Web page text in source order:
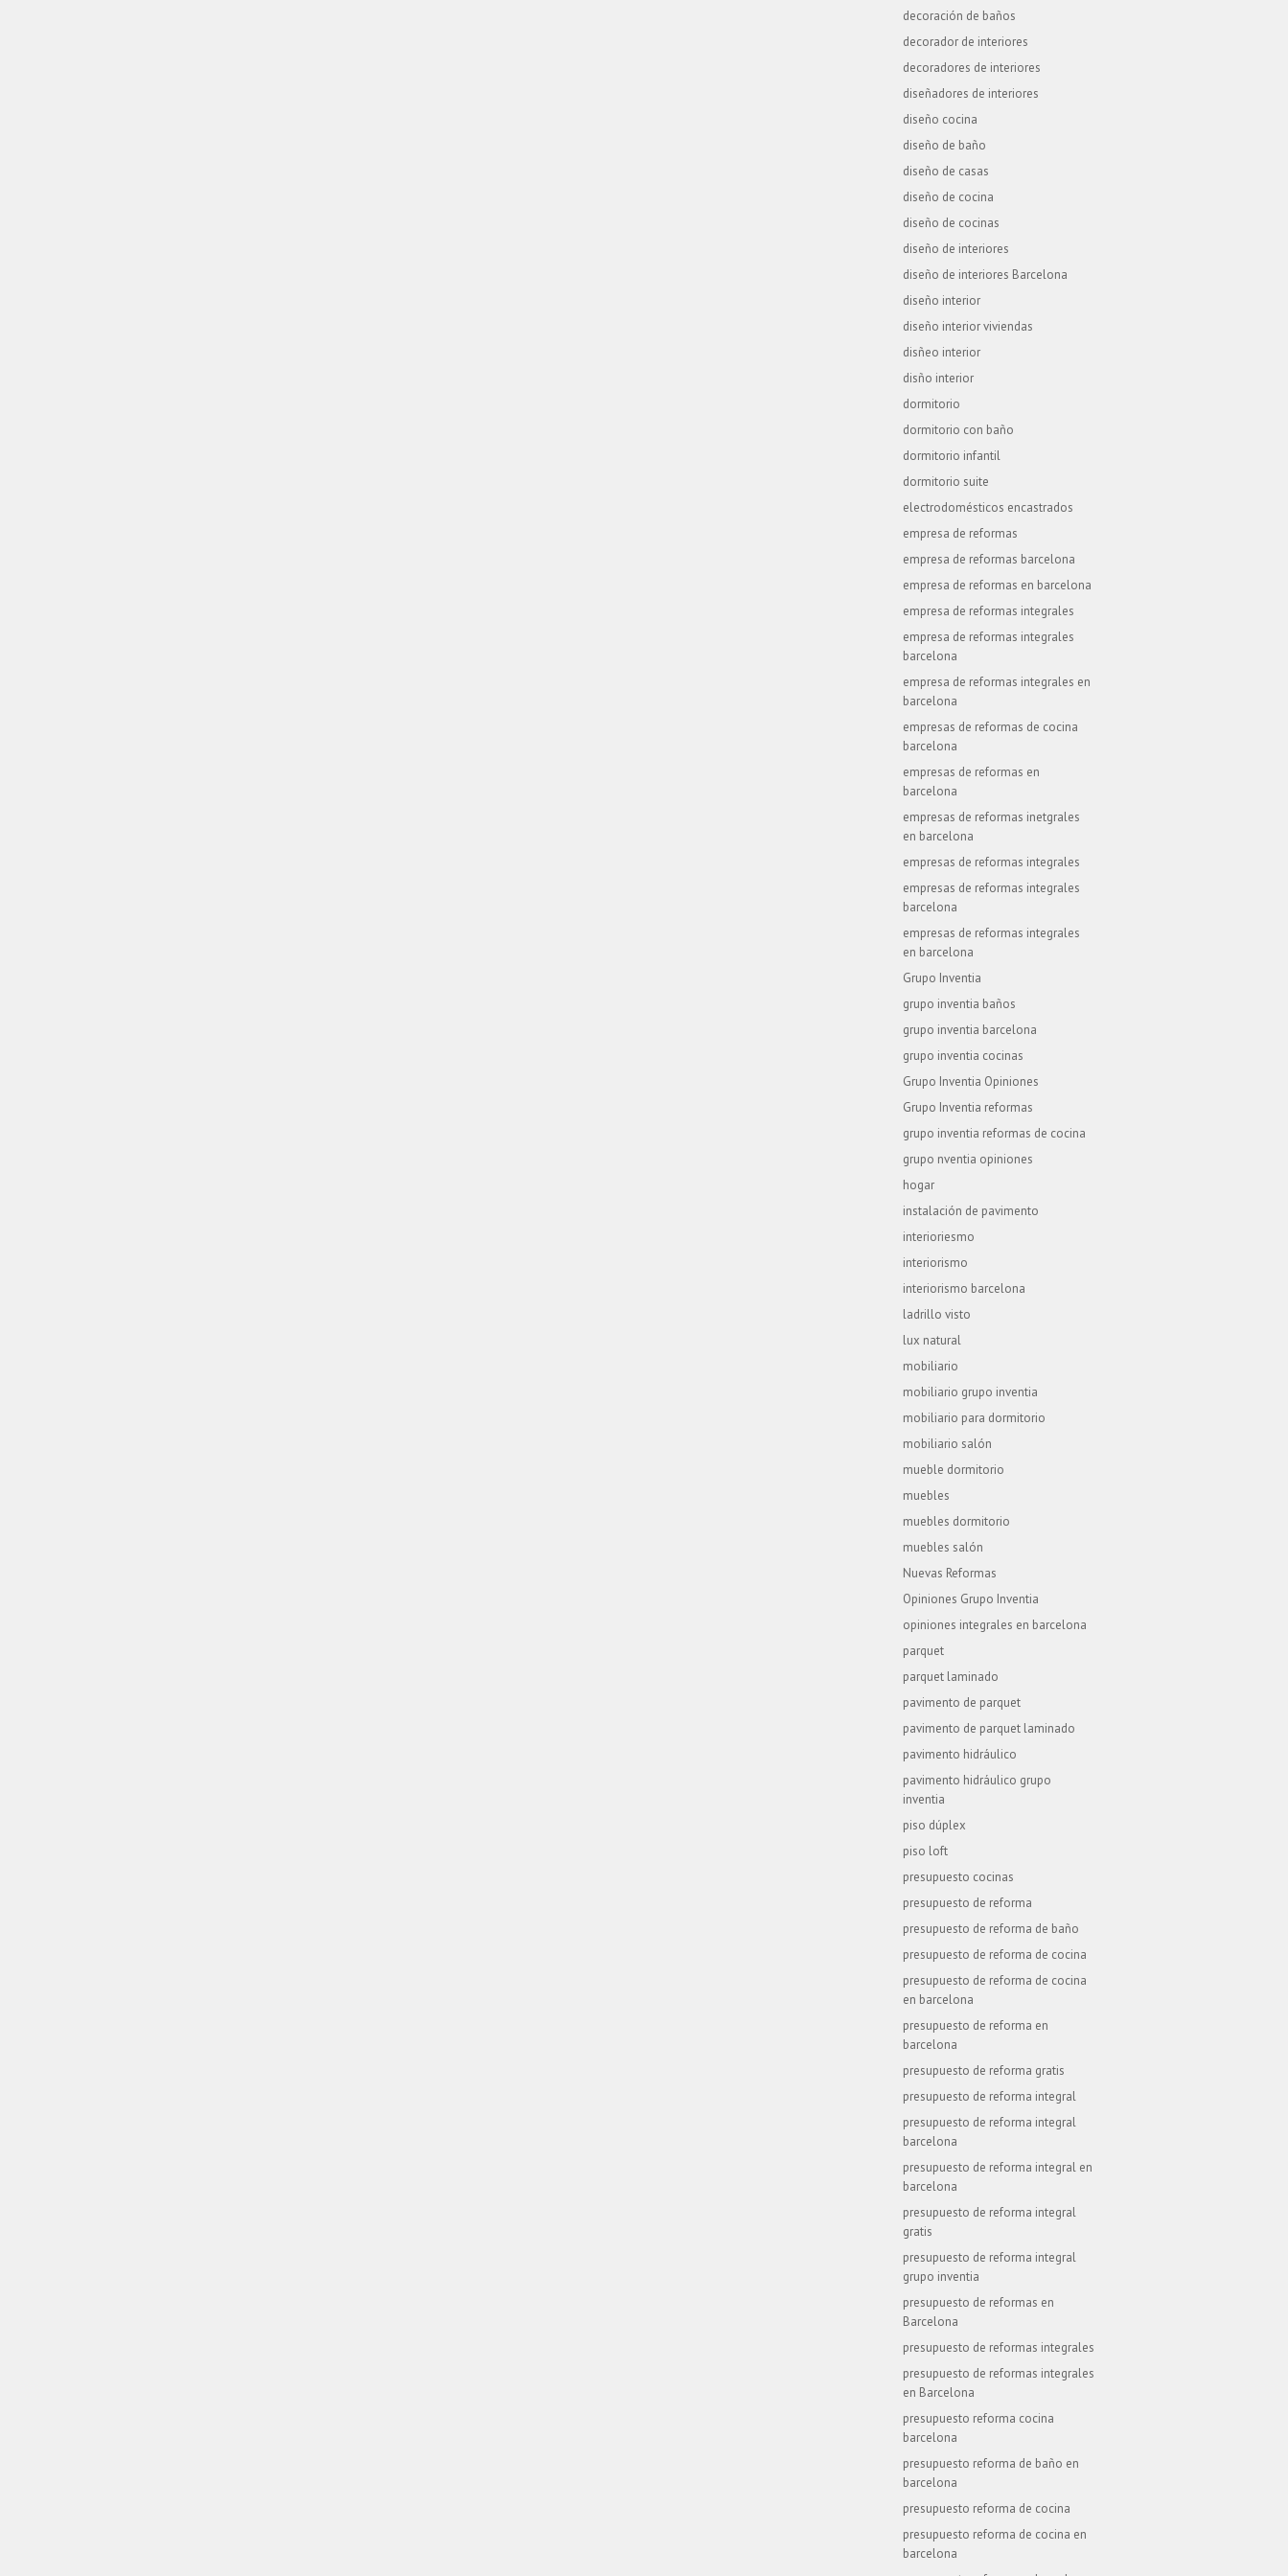
decoración de baños
decorador de interiores
decoradores de interiores
diseñadores de interiores
diseño cocina
diseño de baño
diseño de casas
diseño de cocina
diseño de cocinas
diseño de interiores
diseño de interiores Barcelona
diseño interior
diseño interior viviendas
disñeo interior
disño interior
dormitorio
dormitorio con baño
dormitorio infantil
dormitorio suite
electrodomésticos encastrados
empresa de reformas
empresa de reformas barcelona
empresa de reformas en barcelona
empresa de reformas integrales
empresa de reformas integrales
barcelona
empresa de reformas integrales en
barcelona
empresas de reformas de cocina
barcelona
empresas de reformas en
barcelona
empresas de reformas inetgrales
en barcelona
empresas de reformas integrales
empresas de reformas integrales
barcelona
empresas de reformas integrales
en barcelona
Grupo Inventia
grupo inventia baños
grupo inventia barcelona
grupo inventia cocinas
Grupo Inventia Opiniones
Grupo Inventia reformas
grupo inventia reformas de cocina
grupo nventia opiniones
hogar
instalación de pavimento
interioriesmo
interiorismo
interiorismo barcelona
ladrillo visto
lux natural
mobiliario
mobiliario grupo inventia
mobiliario para dormitorio
mobiliario salón
mueble dormitorio
muebles
muebles dormitorio
muebles salón
Nuevas Reformas
Opiniones Grupo Inventia
opiniones integrales en barcelona
parquet
parquet laminado
pavimento de parquet
pavimento de parquet laminado
pavimento hidráulico
pavimento hidráulico grupo
inventia
piso dúplex
piso loft
presupuesto cocinas
presupuesto de reforma
presupuesto de reforma de baño
presupuesto de reforma de cocina
presupuesto de reforma de cocina
en barcelona
presupuesto de reforma en
barcelona
presupuesto de reforma gratis
presupuesto de reforma integral
presupuesto de reforma integral
barcelona
presupuesto de reforma integral en
barcelona
presupuesto de reforma integral
gratis
presupuesto de reforma integral
grupo inventia
presupuesto de reformas en
Barcelona
presupuesto de reformas integrales
presupuesto de reformas integrales
en Barcelona
presupuesto reforma cocina
barcelona
presupuesto reforma de baño en
barcelona
presupuesto reforma de cocina
presupuesto reforma de cocina en
barcelona